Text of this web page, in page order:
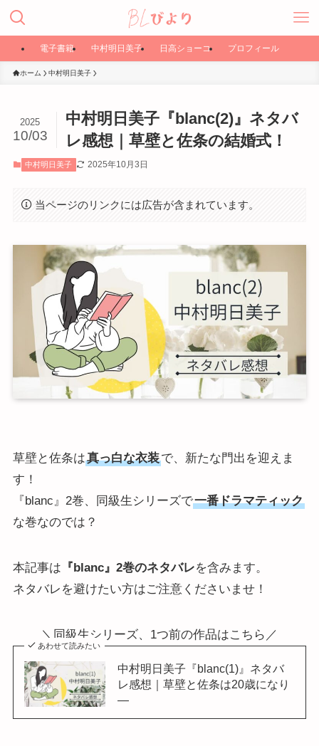
電子書籍 中村明日美子 日高ショーコ プロフィール
ホーム 中村明日美子
中村明日美子『blanc(2)』ネタバ
レ感想｜草壁と佐条の結婚式！
2025
10/03
中村明日美子 2025年10月3日
当ページのリンクには広告が含まれています。
草壁と佐条は真っ白な衣装で、新たな門出を迎えま
す！
『blanc』2巻、同級生シリーズで一番ドラマティック
な巻なのでは？
本記事は 『blanc』2巻のネタバレを含みます。
ネタバレを避けたい方はご注意くださいませ！
＼同級生シリーズ、1つ前の作品はこちら／
あわせて読みたい
中村明日美子『blanc(1)』ネタバ
レ感想｜草壁と佐条は20歳になり
―